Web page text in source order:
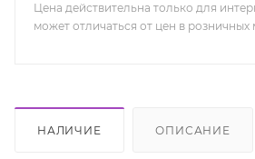
Цена действительна только для
может отличаться от цен в розничных
НАЛИЧИЕ ОПИСАНИЕ